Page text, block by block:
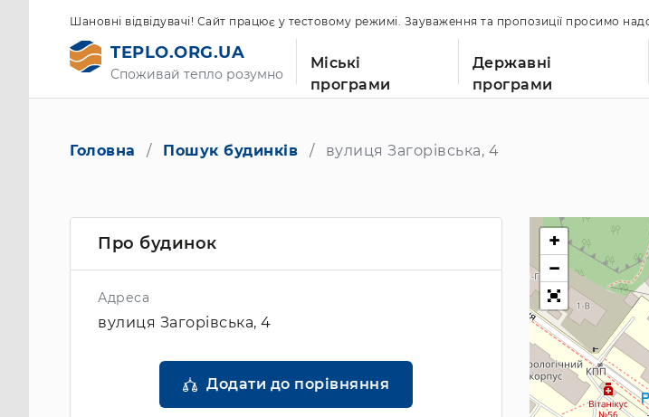
Шановні відвідувачі! Сайт працює у тестовому режимі. Зауваження та пропозиції просимо
TEPLO.ORG.UA
Споживай тепло розумно
Міські
програми
Державні
програми
Головна Пошук будинків вулиця Загорівська, 4
Про будинок
Адреса
вулиця Загорівська, 4
Додати до порівняння
+
−